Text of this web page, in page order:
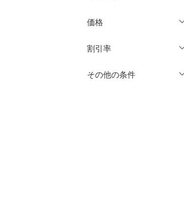
水着・スイムグッズ
着物・浴衣・和装小物
スキンケア
ロング丈・マキシ丈
クリア
価格
絞り込み
割引率
％OFF～ ％OFF
その他の条件